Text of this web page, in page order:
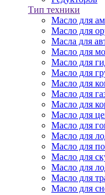
Тип техники
Масло для
Масло для
Масла для
Масло для
Масло для
Масло для
Масло для
Масло для
Масло для
Масло для
Масло для
Масло для
Масло для
Масло для
Масло для
Масло для
Масло для